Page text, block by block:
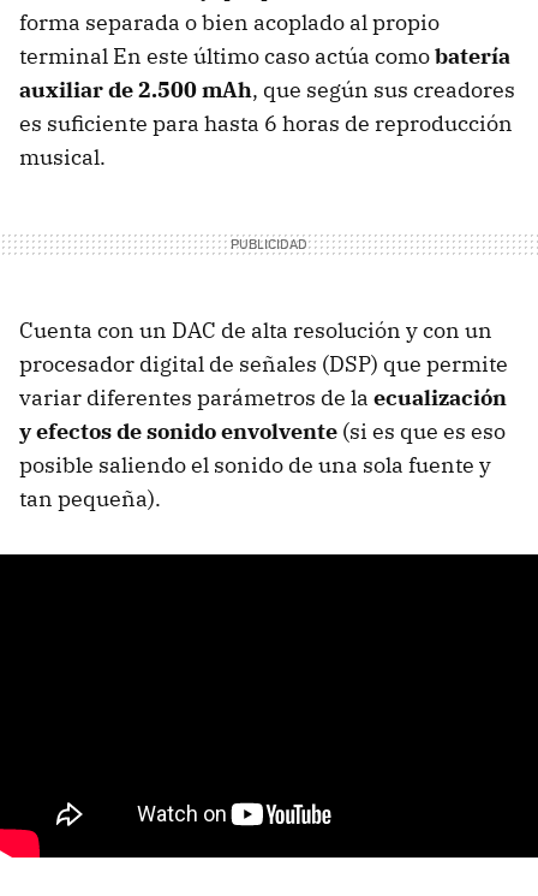
forma separada o bien acoplado al propio
terminal En este último caso actúa comobatería
auxiliar de 2.500 mAh, que según sus creadores
es suficiente para hasta 6 horas de reproducción
musical.
Cuenta con un DAC de alta resolución y con un
procesador digital de señales (DSP) que permite
variar diferentes parámetros de la ecualización
y efectos de sonido envolvente (si es que es eso
posible saliendo el sonido de una sola fuente y
tan pequeña).